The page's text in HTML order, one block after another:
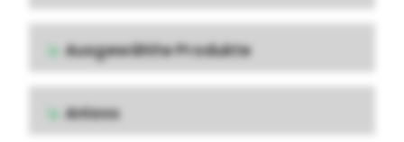
Ausgewählte Produkte
Anlass